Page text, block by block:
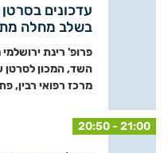
בשלב מחלה
פרופ' רינת
השד, המכון לסרטן
מרכז רפואי רבין,
20:50 - 21:00